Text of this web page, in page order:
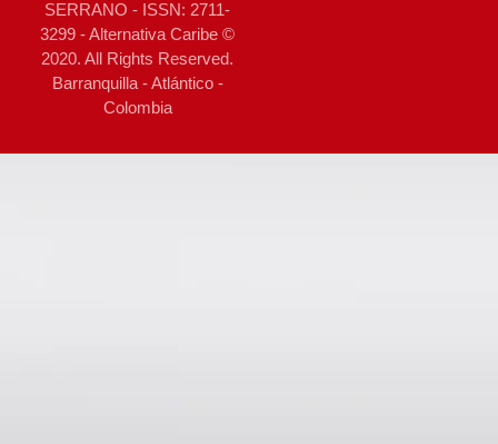
SERRANO - ISSN: 2711-
3299 - Alternativa Caribe ©
2020. All Rights Reserved.
Barranquilla - Atlántico -
Colombia